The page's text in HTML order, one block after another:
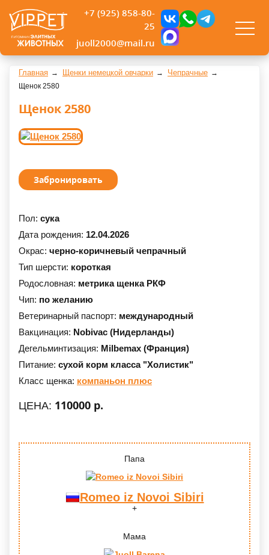
+7 (925) 858-80-
25
juoll2000@mail.ru
Главная Щенки немецкой овчарки Чепрачные
Щенок 2580
Щенок 2580
Забронировать
Пол: сука
Дата рождения: 12.04.2026
Окрас: черно-коричневый чепрачный
Тип шерсти: короткая
Родословная: метрика щенка РКФ
Чип: по желанию
Ветеринарный паспорт: международный
Вакцинация: Nobivac (Нидерланды)
Дегельминтизация: Milbemax (Франция)
Питание: сухой корм класса "Холистик"
Класс щенка: компаньон плюс
ЦЕНА: 110000 р.
Папа
Romeo iz Novoi Sibiri
Мама